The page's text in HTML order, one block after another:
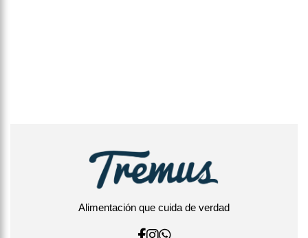
Alimentación que cuida de verdad